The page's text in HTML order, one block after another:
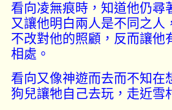
看向凌無痕時，知道他仍尋
又讓他明白兩人是不同之
不改對他的照顧，反而讓他
相處。
看向又像神遊而去而不知在
狗兒讓牠自己去玩，走近雪